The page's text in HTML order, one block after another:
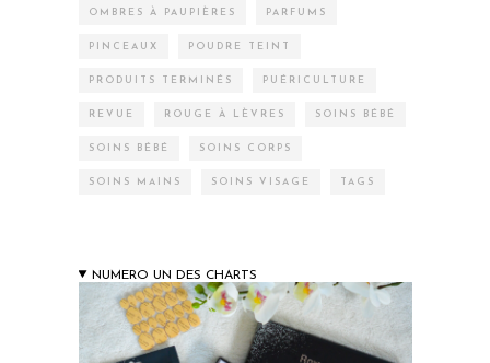
OMBRES À PAUPIÈRES PARFUMS
PINCEAUX POUDRE TEINT
PRODUITS TERMINÉS PUÉRICULTURE
REVUE ROUGE À LÈVRES SOINS BÉBÉ
SOINS BÉBÉ SOINS CORPS
SOINS MAINS SOINS VISAGE TAGS
NUMERO UN DES CHARTS